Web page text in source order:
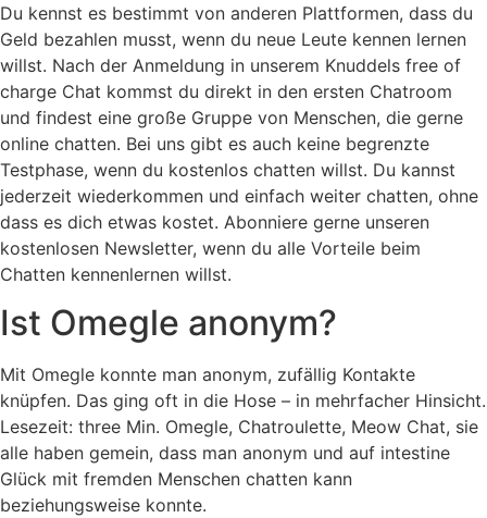
Du kennst es bestimmt von anderen Plattformen, dass du
Geld bezahlen musst, wenn du neue Leute kennen lernen
willst. Nach der Anmeldung in unserem Knuddels free of
charge Chat kommst du direkt in den ersten Chatroom
und findest eine große Gruppe von Menschen, die gerne
online chatten. Bei uns gibt es auch keine begrenzte
Testphase, wenn du kostenlos chatten willst. Du kannst
jederzeit wiederkommen und einfach weiter chatten, ohne
dass es dich etwas kostet. Abonniere gerne unseren
kostenlosen Newsletter, wenn du alle Vorteile beim
Chatten kennenlernen willst.
Ist Omegle anonym?
Mit Omegle konnte man anonym, zufällig Kontakte
knüpfen. Das ging oft in die Hose – in mehrfacher Hinsicht.
Lesezeit: three Min. Omegle, Chatroulette, Meow Chat, sie
alle haben gemein, dass man anonym und auf intestine
Glück mit fremden Menschen chatten kann
beziehungsweise konnte.